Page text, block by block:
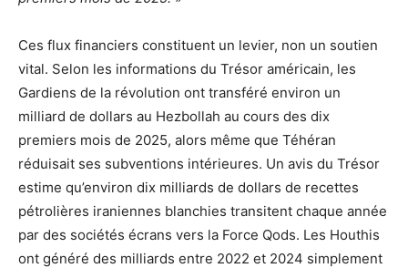
Ces flux financiers constituent un levier, non un soutien
vital. Selon les informations du Trésor américain, les
Gardiens de la révolution ont transféré environ un
milliard de dollars au Hezbollah au cours des dix
premiers mois de 2025, alors même que Téhéran
réduisait ses subventions intérieures. Un avis du Trésor
estime qu’environ dix milliards de dollars de recettes
pétrolières iraniennes blanchies transitent chaque année
par des sociétés écrans vers la Force Qods. Les Houthis
ont généré des milliards entre 2022 et 2024 simplement